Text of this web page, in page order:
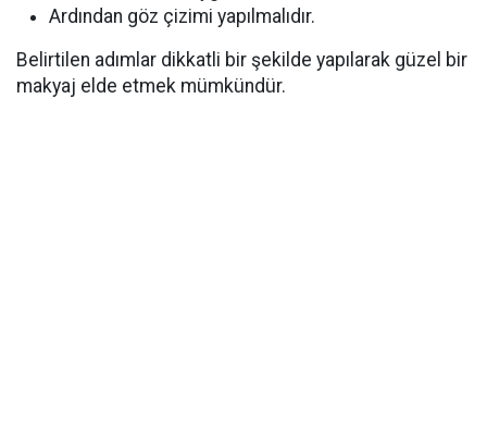
Ardından göz çizimi yapılmalıdır.
Belirtilen adımlar dikkatli bir şekilde yapılarak güzel bir
makyaj elde etmek mümkündür.